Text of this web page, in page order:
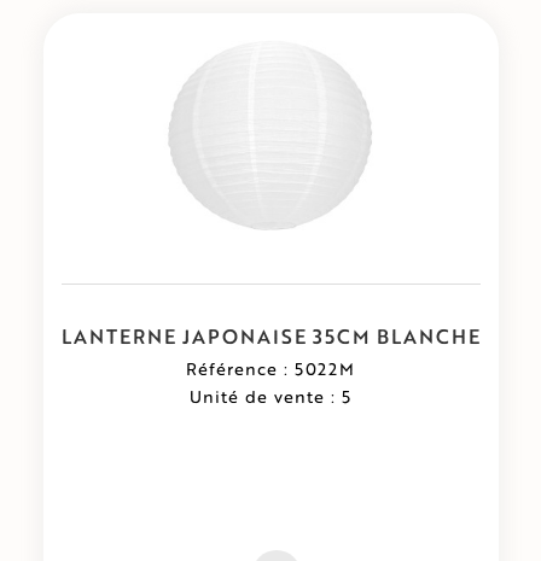
LANTERNE JAPONAISE 35CM BLANCHE
Référence : 5022M
Unité de vente : 5